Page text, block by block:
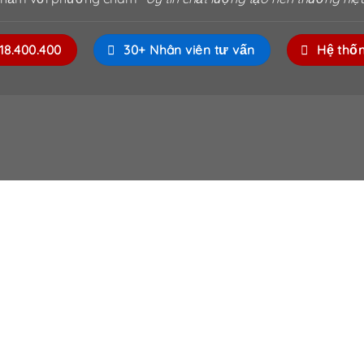
30+ Nhân viên tư vấn Hệ